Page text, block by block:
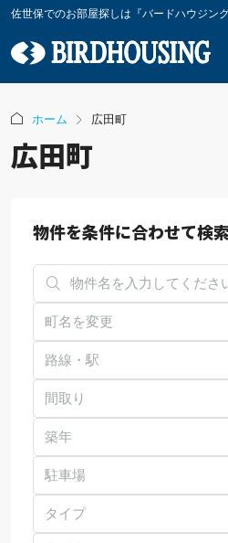
佐世保でのお部屋探しは『バードハウジン
ホーム 広田町
広田町
物件を条件に合わせて検索
町名を変更
路線・駅
間取り
駐車場
タイプ